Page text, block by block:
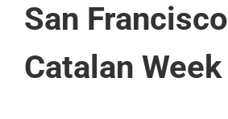
San Francisco
Catalan Week